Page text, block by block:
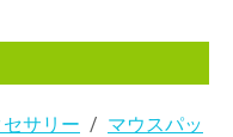
サリー
マウスパッ